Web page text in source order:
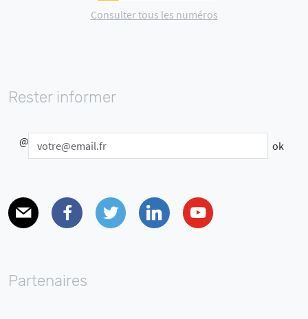
Consulter tous les numéros
Rester informer
@
Partenaires